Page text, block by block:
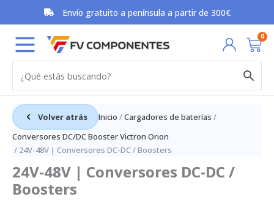
Envío gratuito a península a partir de 300€
0
Volver atrás Inicio /Cargadores de baterías /
Conversores DC/DC Booster Victron Orion
/ 24V-48V | Conversores DC-DC / Boosters
24V-48V | Conversores DC-DC /
Boosters